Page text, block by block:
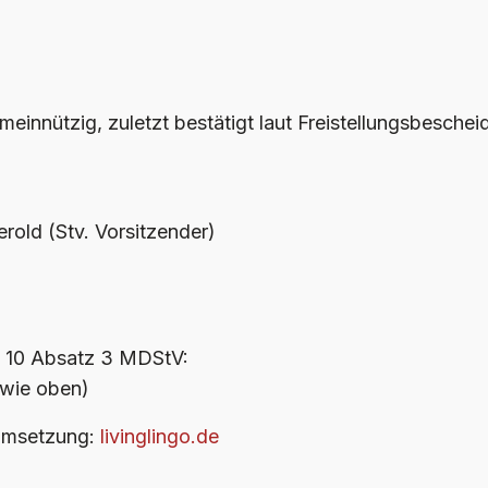
zuletzt bestätigt laut
(Stv. Vorsitzender)
Absatz 3 MDStV:
oben)
livinglingo.de